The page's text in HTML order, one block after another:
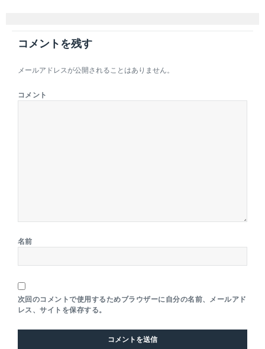
コメントを残す
メールアドレスが公開されることはありません。
コメント
名前
次回のコメントで使用するためブラウザーに自分の名前、メールアド
レス、サイトを保存する。